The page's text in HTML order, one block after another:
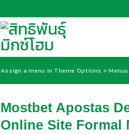
Assign a menu in Theme Options > Menus
Mostbet Apostas
Online Site Formal